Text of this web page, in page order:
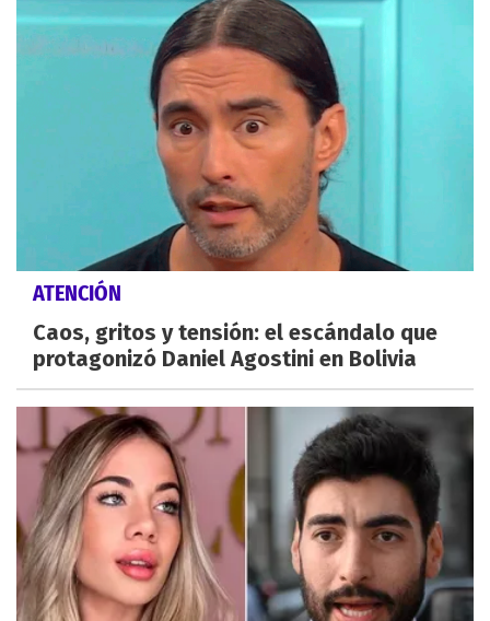
ATENCIÓN
Caos, gritos y tensión: el escándalo que
protagonizó Daniel Agostini en Bolivia